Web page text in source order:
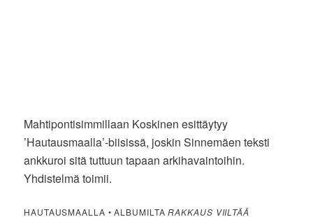
Mahtipontisimmillaan Koskinen esittäytyy
’Hautausmaalla’-biisissä, joskin Sinnemäen teksti
ankkuroi sitä tuttuun tapaan arkihavaintoihin.
Yhdistelmä toimii.
HAUTAUSMAALLA • ALBUMILTARAKKAUS VIILTÄÄ